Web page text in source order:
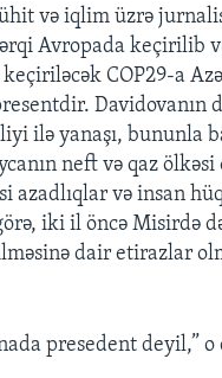
və iqlim üzrə
Avropada keçirilib
COP29-a
Davidovanın
ilə yanaşı, bununla
neft və qaz ölkəsi
və insan
iki il öncə Misirdə
dair etirazlar
presedent deyil,” o